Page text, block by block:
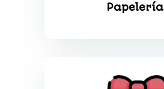
Papelería